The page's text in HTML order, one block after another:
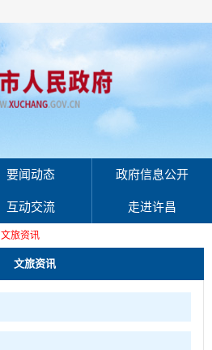
要闻动态 政府信息公开
互动交流 走进许昌
文旅资讯
文旅资讯